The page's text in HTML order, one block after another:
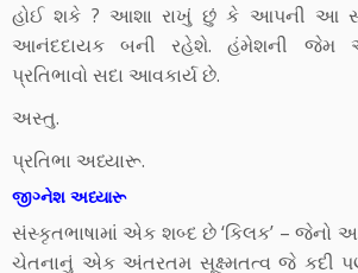
હોઈ શકે ? આશા રાખું છું કે આપની આ
આનંદદાયક બની રહેશે. હંમેશની જેમ
પ્રતિભાવો સદા આવકાર્ય છે.
અસ્તુ.
પ્રતિભા અધ્યારૂ.
જીગ્નેશ અધ્યારૂ
સંસ્કૃતભાષામાં એક શબ્દ છે ‘કિલક’ – જેનો
ચેતનાનું એક અંતરતમ સૂક્ષ્મતત્વ જે કદી